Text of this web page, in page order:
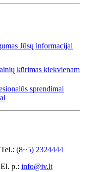
Tel.: (8~5) 2324444
El. p.: info@iv.lt